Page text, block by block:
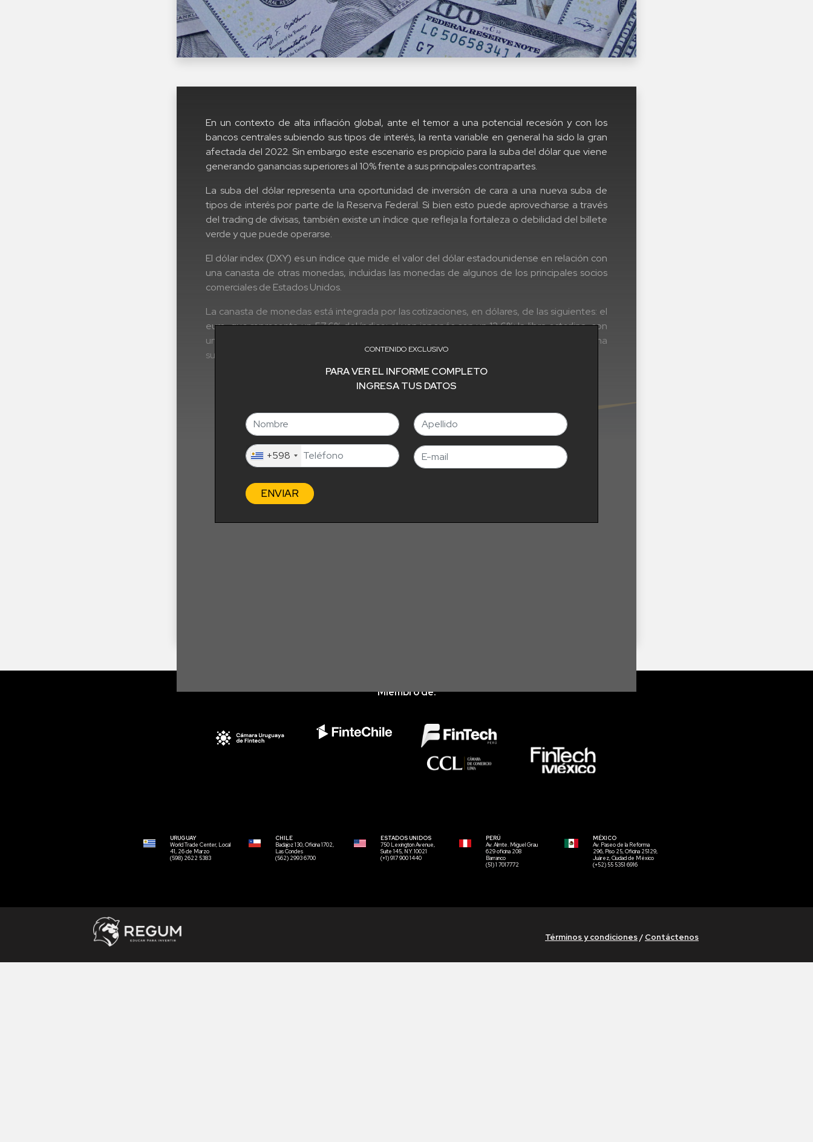
En un contexto de alta inflación global, ante el temor a una potencial recesión y con los
bancos centrales subiendo sus tipos de interés, la renta variable en general ha sido la gran
afectada del 2022. Sin embargo este escenario es propicio para la suba del dólar que viene
generando ganancias superiores al 10% frente a sus principales contrapartes.
La suba del dólar representa una oportunidad de inversión de cara a una nueva suba de
tipos de interés por parte de la Reserva Federal. Si bien esto puede aprovecharse a través
del trading de divisas, también existe un índice que refleja la fortaleza o debilidad del billete
verde y que puede operarse.
El dólar index (DXY) es un índice que mide el valor del dólar estadounidense en relación con
una canasta de otras monedas, incluidas las monedas de algunos de los principales socios
comerciales de Estados Unidos.
La canasta de monedas está integrada por las cotizaciones, en dólares, de las siguientes: el
euro, que representa un 57,6% del índice; el yen japonés con un 13,6%; la libra esterlina, con
un 11,9%; el dólar canadiense con un impacto del 9,1%; el 4,2% le corresponde a la corona
sueca y, finalmente, el franco suizo con el 3,6%.CONTENIDO EXCLUSIVO
PARA VER EL INFORME COMPLETO
INGRESA TUS DATOS
+598
ENVIAR
Miembro de:
URUGUAY
World Trade Center, Local
41, 26 de Marzo
(598) 2622 5383
CHILE
Badajoz 130, Oficina 1702,
Las Condes
(562) 2993 6700
ESTADOS UNIDOS
750 Lexington Avenue,
Suite 145, N.Y. 10021
(+1) 917 900 1440
PERÚ
Av. Almte. Miguel Grau
629 oficina 208
Barranco
(51) 1 7017772
MÉXICO
Av. Paseo de la Reforma
296, Piso 25, Oficina 25129,
Juárez, Ciudad de México
(+52) 55 5351 6916
Términos y condiciones/ Contáctenos